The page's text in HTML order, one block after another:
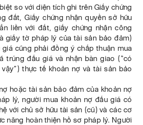
so với diện tích ghi trên Giấy chứng
đất, Giấy chứng nhận quyền sở hữu
liền với đất, giấy chứng nhận công
giấy tờ pháp lý của tài sản bảo đảm)
cũng phải đồng ý chấp thuận mua
trúng đấu giá và nhận bàn giao (“có
thực tế khoản nợ và tài sản bảo
hoặc tài sản bảo đảm của khoản nợ
lý, người mua khoản nợ đấu giá có
với chủ sở hữu tài sản (cũ) và các cơ
năng hoàn thiện hồ sơ pháp lý. Người